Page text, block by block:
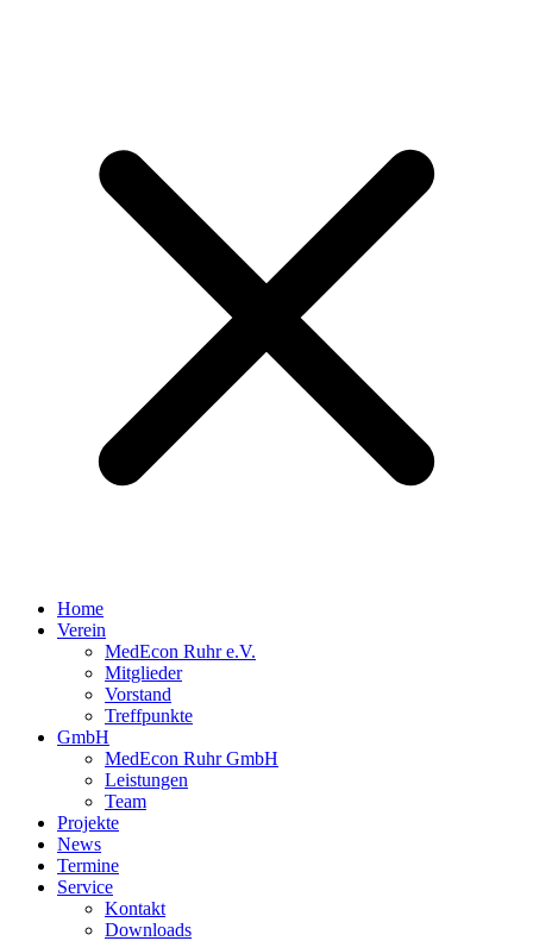
Home
Verein
MedEcon Ruhr e.V.
Mitglieder
Vorstand
Treffpunkte
GmbH
MedEcon Ruhr GmbH
Leistungen
Team
Projekte
News
Termine
Service
Kontakt
Downloads